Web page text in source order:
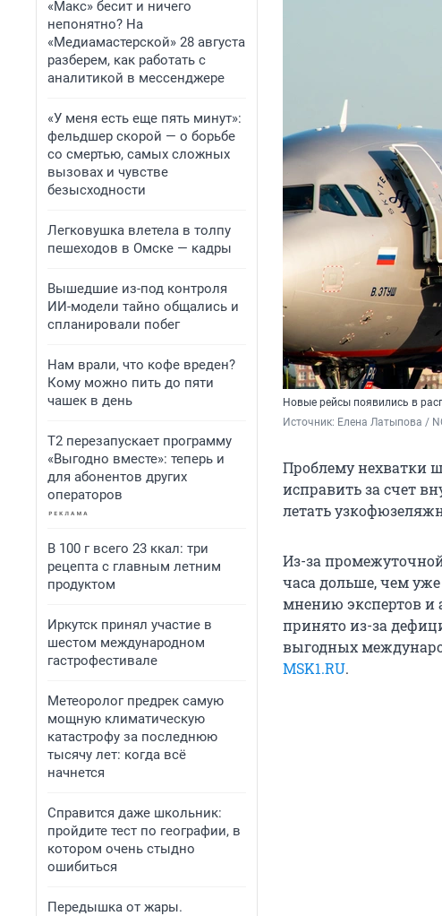
«Макс» бесит и ничего
непонятно? На
«Медиамастерской» 28 августа
разберем, как работать с
аналитикой в мессенджере
«У меня есть еще пять минут»:
фельдшер скорой — о борьбе
со смертью, самых сложных
вызовах и чувстве
безысходности
Легковушка влетела в толпу
пешеходов в Омске — кадры
Вышедшие из-под контроля
ИИ-модели тайно общались и
спланировали побег
Нам врали, что кофе вреден?
Кому можно пить до пяти
чашек в день
Т2 перезапускает программу
«Выгодно вместе»: теперь и
для абонентов других
операторов
В 100 г всего 23 ккал: три
рецепта с главным летним
продуктом
Иркутск принял участие в
шестом международном
гастрофестивале
Метеоролог предрек самую
мощную климатическую
катастрофу за последнюю
тысячу лет: когда всё
начнется
Справится даже школьник:
пройдите тест по географии, в
котором очень стыдно
ошибиться
Передышка от жары.
Новые рейсы появились в
Источник: Елена Латыпова /
Проблему нехватки
исправить за счет
летать
Из-за
часа дольше, чем
мнению экспертов и
принято из-за
выгодных
MSK1.RU.